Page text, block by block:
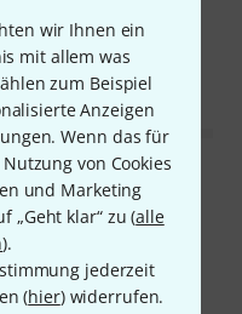
wir Ihnen ein
mit allem was
zum Beispiel
Anzeigen
Wenn das für
von Cookies
und Marketing
„Geht klar“ zu (alle
).
jederzeit
(hier) widerrufen.
lesen